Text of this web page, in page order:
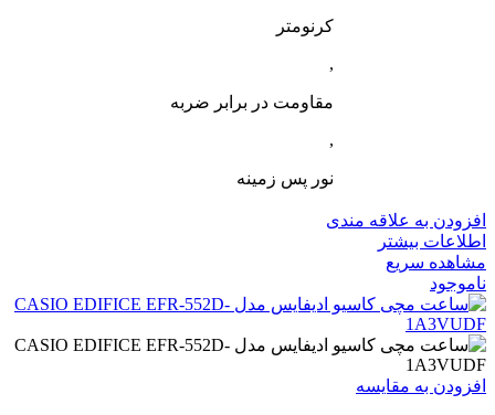
کرنومتر
,
مقاومت در برابر ضربه
,
نور پس زمینه
افزودن به علاقه مندی
اطلاعات بیشتر
مشاهده سریع
ناموجود
افزودن به مقایسه